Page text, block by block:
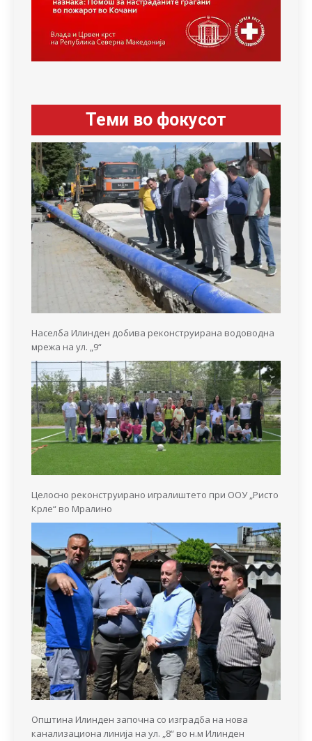
Теми во фокусот
Населба Илинден добива реконструирана водоводна
мрежа на ул. „9“
Целосно реконструирано игралиштето при ООУ „Ристо
Крле“ во Мралино
Општина Илинден започна со изградба на нова
канализациона линија на ул. „8“ во н.м Илинден